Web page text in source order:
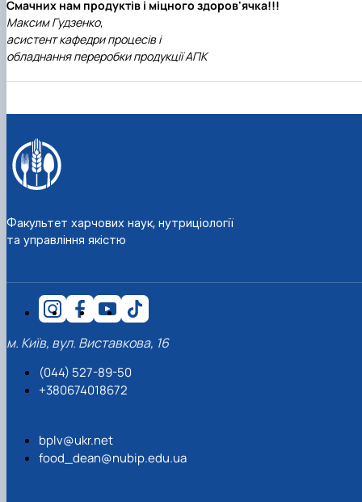
Смачних нам продуктів і міцного здоров'ячка!!!
Максим Гудзенко,
асистент кафедри процесів і
обладнання переробки продукції АПК
Факультет харчових наук, нутриціології
та управління якістю
м. Київ, вул. Виставкова, 16
(044) 527-89-50
+380674018672
bplv@ukr.net
food_dean@nubip.edu.ua